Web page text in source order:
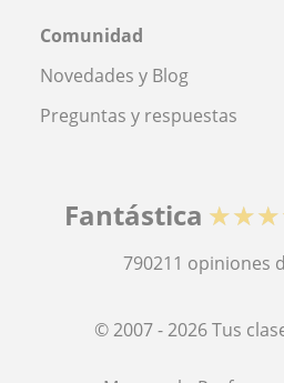
Comunidad
Novedades y Blog
Preguntas y respuestas
Fantástica
790211 opiniones
© 2007 - 2026 Tus